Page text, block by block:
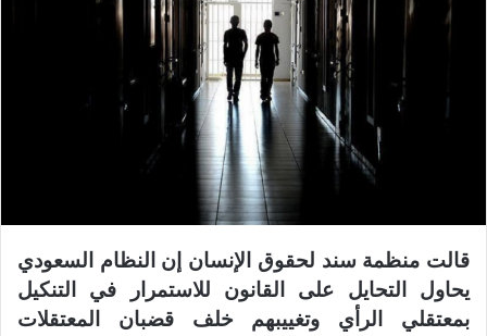
قالت منظمة سند لحقوق الإنسان إن النظام السعودي
يحاول التحايل على القانون للاستمرار في التنكيل
بمعتقلي الرأي وتغييبهم خلف قضبان المعتقلات